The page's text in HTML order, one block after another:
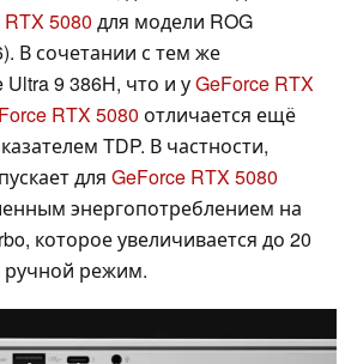
5080 для модели ROG
В сочетании с тем же
9 386H, что и уGeForce RTX
RTX 5080 отличается ещё
TDP. В частности,
для GeForce RTX 5080
энергопотреблением на
которое увеличивается до 20
ручной режим.